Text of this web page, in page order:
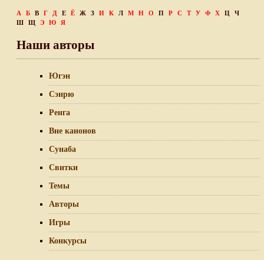
А Б В Г Д Е Ё Ж З И К Л М Н О П Р С Т У Ф Х Ц
Ч
Ш
Щ Э Ю Я
Наши авторы
Югэн
Сэнрю
Ренга
Вне канонов
Сунаба
Свитки
Темы
Авторы
Игры
Конкурсы